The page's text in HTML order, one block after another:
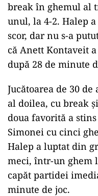
break în ghemul al
unul, la 4-2. Halep
scor, dar nu s-a
că Anett Kontaveit
după 28 de minute
Jucătoarea de 30
al doilea, cu break
doua favorită a
Simonei cu cinci
Halep a luptat din
meci, într-un ghem
capăt partidei
minute de joc.